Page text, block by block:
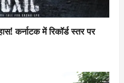
कर्नाटक में रिकॉर्ड स्तर पर